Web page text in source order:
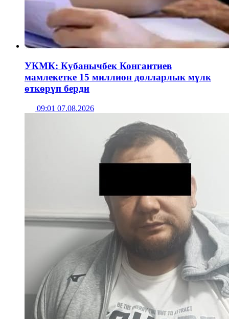
УКМК: Кубанычбек Конгантиев
мамлекетке 15 миллион долларлык мүлк
өткөрүп берди
09:01 07.08.2026